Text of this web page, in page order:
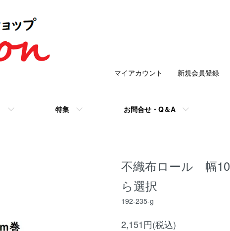
特集 お問合せ・Q＆A
マイアカウント 新規会員登録
不織布ロール 幅
ら選択
192-235-g
2,151円(税込)